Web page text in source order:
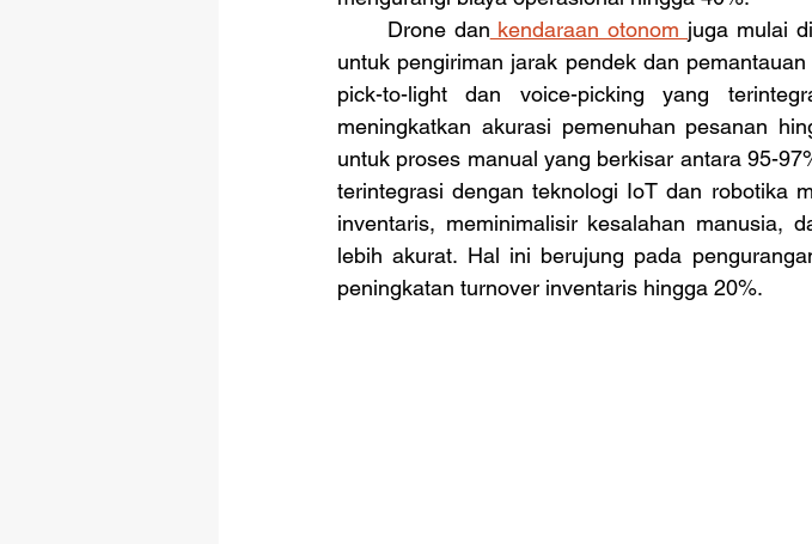
	Drone dan
kendaraan otonom juga mulai
untuk pengiriman jarak pendek dan
pick-to-light dan voice-picking yang
meningkatkan akurasi pemenuhan pesanan
untuk proses manual yang berkisar antara 95-
terintegrasi dengan teknologi IoT dan robotika
inventaris, meminimalisir kesalahan manusia,
lebih akurat. Hal ini berujung pada
peningkatan turnover inventaris hingga 20%.